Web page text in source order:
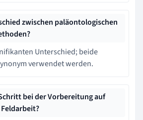
zwischen paläontologischen
Unterschied; beide
verwendet werden.
bei der Vorbereitung auf